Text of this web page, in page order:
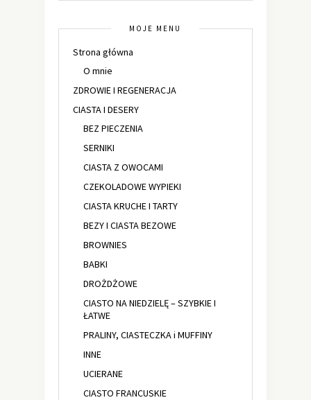
MOJE MENU
Strona główna
O mnie
ZDROWIE I REGENERACJA
CIASTA I DESERY
BEZ PIECZENIA
SERNIKI
CIASTA Z OWOCAMI
CZEKOLADOWE WYPIEKI
CIASTA KRUCHE I TARTY
BEZY I CIASTA BEZOWE
BROWNIES
BABKI
DROŻDŻOWE
CIASTO NA NIEDZIELĘ – SZYBKIE I
ŁATWE
PRALINY, CIASTECZKA i MUFFINY
INNE
UCIERANE
CIASTO FRANCUSKIE